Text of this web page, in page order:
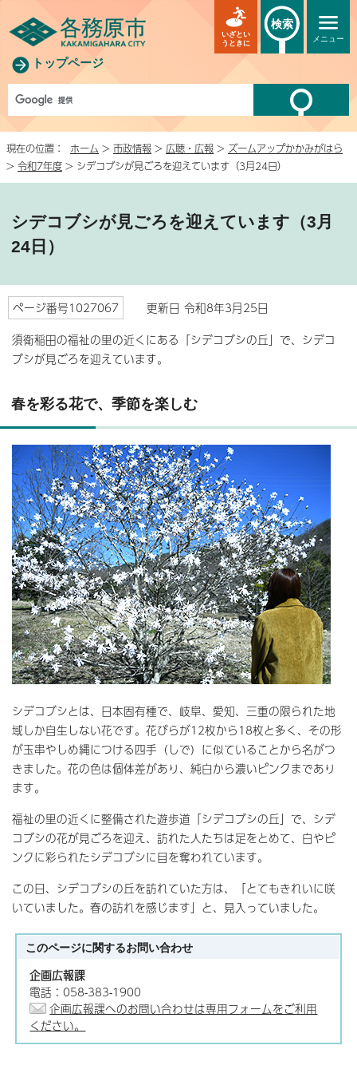
トップページ
メニュー
いざとい
うときに
検索
現在の位置： ホーム > 市政情報 > 広聴・広報 > ズームアップかかみがはら
> 令和7年度 > シデコブシが見ごろを迎えています（3月24日）
シデコブシが見ごろを迎えています（3月
24日）
ページ番号1027067
更新日 令和8年3月25日
須衛稲田の福祉の里の近くにある「シデコブシの丘」で、シデコ
ブシが見ごろを迎えています。
春を彩る花で、季節を楽しむ
シデコブシとは、日本固有種で、岐阜、愛知、三重の限られた地
域しか自生しない花です。花びらが12枚から18枚と多く、その形
が玉串やしめ縄につける四手（しで）に似ていることから名がつ
きました。花の色は個体差があり、純白から濃いピンクまであり
ます。
福祉の里の近くに整備された遊歩道「シデコブシの丘」で、シデ
コブシの花が見ごろを迎え、訪れた人たちは足をとめて、白やピ
ンクに彩られたシデコブシに目を奪われています。
この日、シデコブシの丘を訪れていた方は、「とてもきれいに咲
いていました。春の訪れを感じます」と、見入っていました。
このページに関するお問い合わせ
企画広報課
電話：058-383-1900
企画広報課へのお問い合わせは専用フォームをご利用
ください。